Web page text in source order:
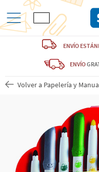
ENVÍO
ENVÍO
Volver a Papelería y